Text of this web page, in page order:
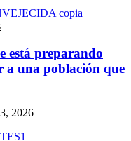
está preparando
a una población que
2026